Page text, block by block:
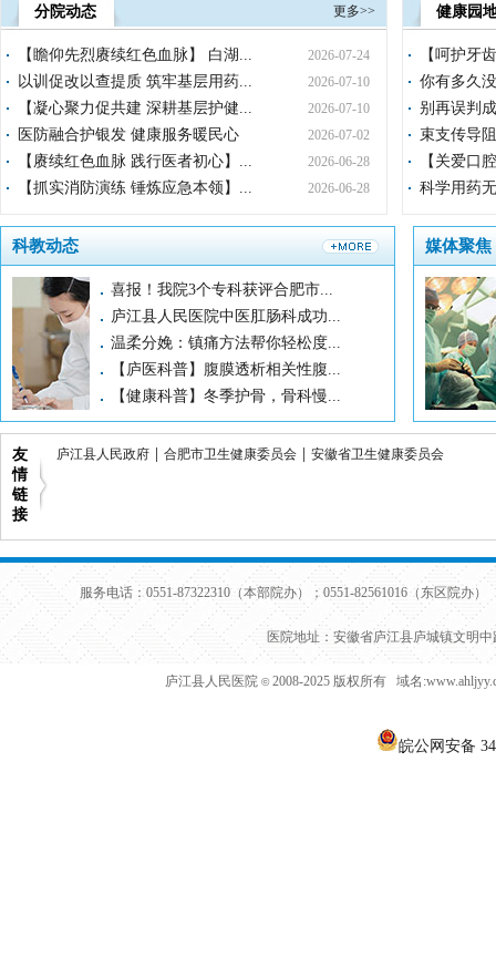
职称：
专业：
梁晨
职称：
专业：
职称：
专业：
张海梁
职称：
专业：
王胜
职称：
专业：
分院动态 更多>>
【瞻仰先烈赓续红色血脉】 白湖... 2026-07-24
以训促改以查提质 筑牢基层用药... 2026-07-10
【凝心聚力促共建 深耕基层护健... 2026-07-10
医防融合护银发 健康服务暖民心 2026-07-02
【赓续红色血脉 践行医者初心】... 2026-06-28
【抓实消防演练 锤炼应急本领】... 2026-06-28
健康园
【呵护牙
你有多久
别再误判
束支传导
【关爱口
科学用药
科教动态
喜报！我院3个专科获评合肥市...
庐江县人民医院中医肛肠科成功...
温柔分娩：镇痛方法帮你轻松度...
【庐医科普】腹膜透析相关性腹...
【健康科普】冬季护骨，骨科慢...
媒体聚焦
友
情
链
接
庐江县人民政府 合肥市卫生健康委员会 安徽省卫生健康委员会
服务电话：0551-87322310（本部院办）；0551-82561016（东区院办
医院地址：安徽省庐江县庐城镇文明
庐江县人民医院 © 2008-2025 版权所有 域名
皖公网安备